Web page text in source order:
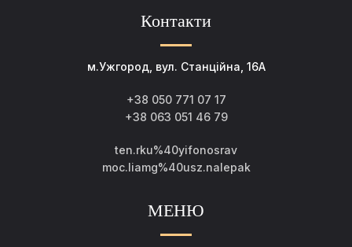
Контакти
м.Ужгород, вул. Станційна, 16А
+38 050 771 07 17
+38 063 051 46 79
ten.rku%40yifonosrav
moc.liamg%40usz.nalepak
МЕНЮ